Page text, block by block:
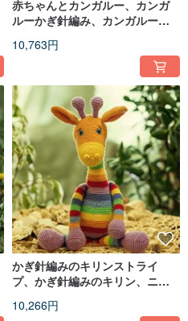
赤ちゃんとカンガルー、カンガ
ルーかぎ針編み、カンガルーニ
10,763円
かぎ針編みのキリンストライ
プ、かぎ針編みのキリン、ニッ
10,266円